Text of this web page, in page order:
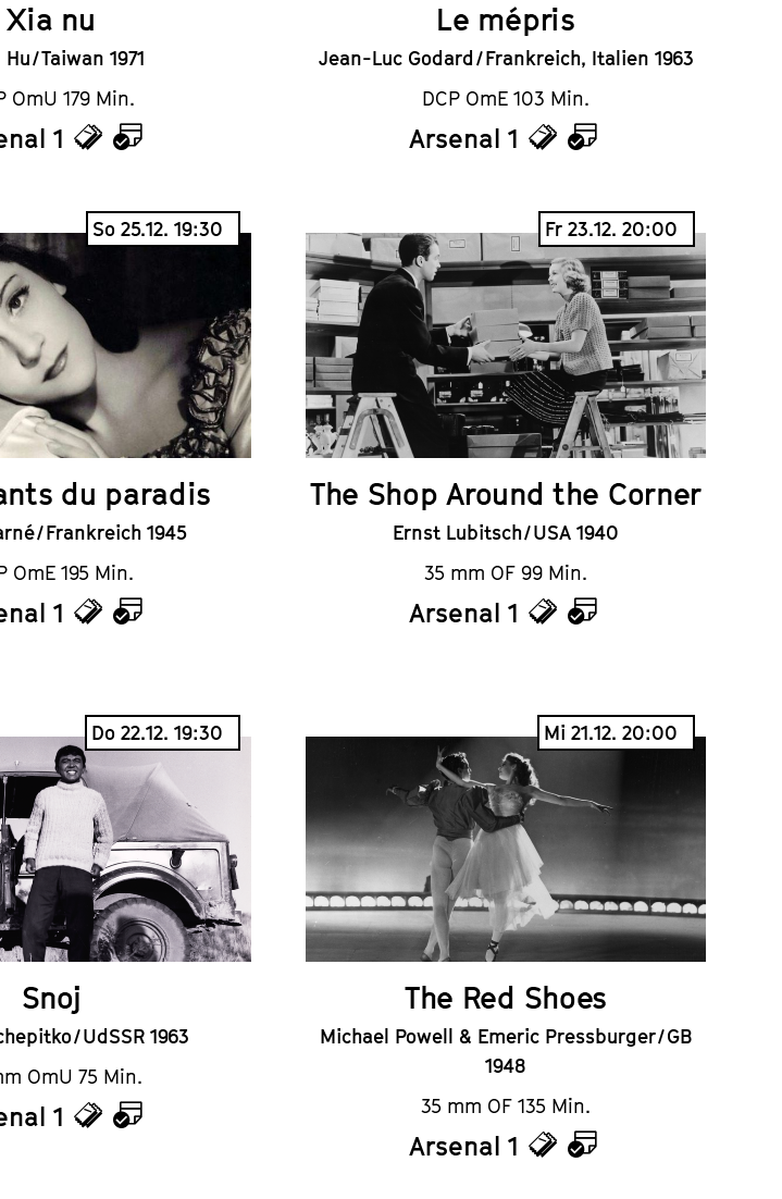
Xia nu
/ Taiwan 1971
OmU 179 Min.
1
TicketsKalender
Le mépris
Jean-Luc Godard / Frankreich, Italien 1963
DCP OmE 103 Min.
Arsenal 1
TicketsKalender
So 25.12. 19:30
du paradis
/ Frankreich 1945
OmE 195 Min.
1
TicketsKalender
Fr 23.12. 20:00
The Shop Around the Corner
Ernst Lubitsch / USA 1940
35 mm OF 99 Min.
Arsenal 1
TicketsKalender
Do 22.12. 19:30
Snoj
/ UdSSR 1963
OmU 75 Min.
1
TicketsKalender
Mi 21.12. 20:00
The Red Shoes
Michael Powell & Emeric Pressburger / GB
1948
35 mm OF 135 Min.
Arsenal 1
TicketsKalender